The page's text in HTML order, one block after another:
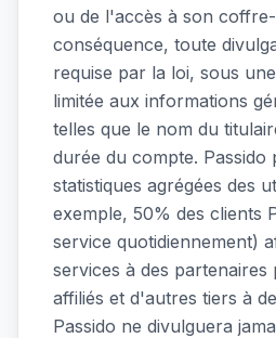
ou de l'accès à son
conséquence, toute
requise par la loi, sous
limitée aux informations
telles que le nom du
durée du compte. Passido
statistiques agrégées des
exemple, 50% des clients
service quotidiennement)
services à des partenaires
affiliés et d'autres tiers à
Passido ne divulguera